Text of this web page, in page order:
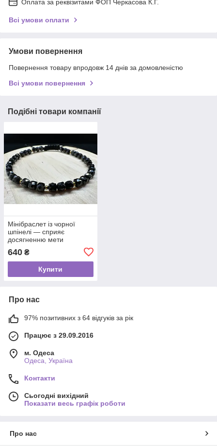
Оплата за реквізитами ФОП Черкасова К.Г.
Всі умови оплати
Умови повернення
Повернення товару впродовж 14 днів за домовленістю
Всі умови повернення
Подібні товари компанії
Мінібраслет із чорної
шпінелі — сприяє
досягненню мети
640 ₴
Купити
Про нас
97% позитивних з 64 відгуків за рік
Працює з 29.09.2016
м. Одеса
Одеса, Україна
Контакти
Сьогодні вихідний
Показати весь графік роботи
Про нас